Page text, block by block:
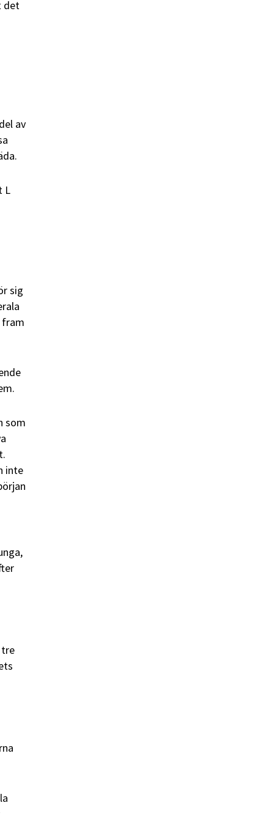
det
av
L
sig
fram
som
inte